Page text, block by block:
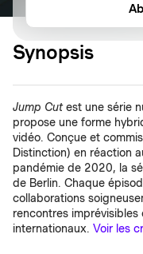
Synopsis
Jump Cutest une série
propose une forme
vidéo. Conçue et
Distinction) en réaction
pandémie de 2020, la
de Berlin. Chaque
collaborations
rencontres
internationaux. Voir les